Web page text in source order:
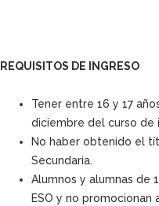
REQUISITOS DE INGRESO
Tener entre 16 y 17
diciembre del curso de
No haber obtenido el
Secundaria.
Alumnos y alumnas de
ESO y no promocionan